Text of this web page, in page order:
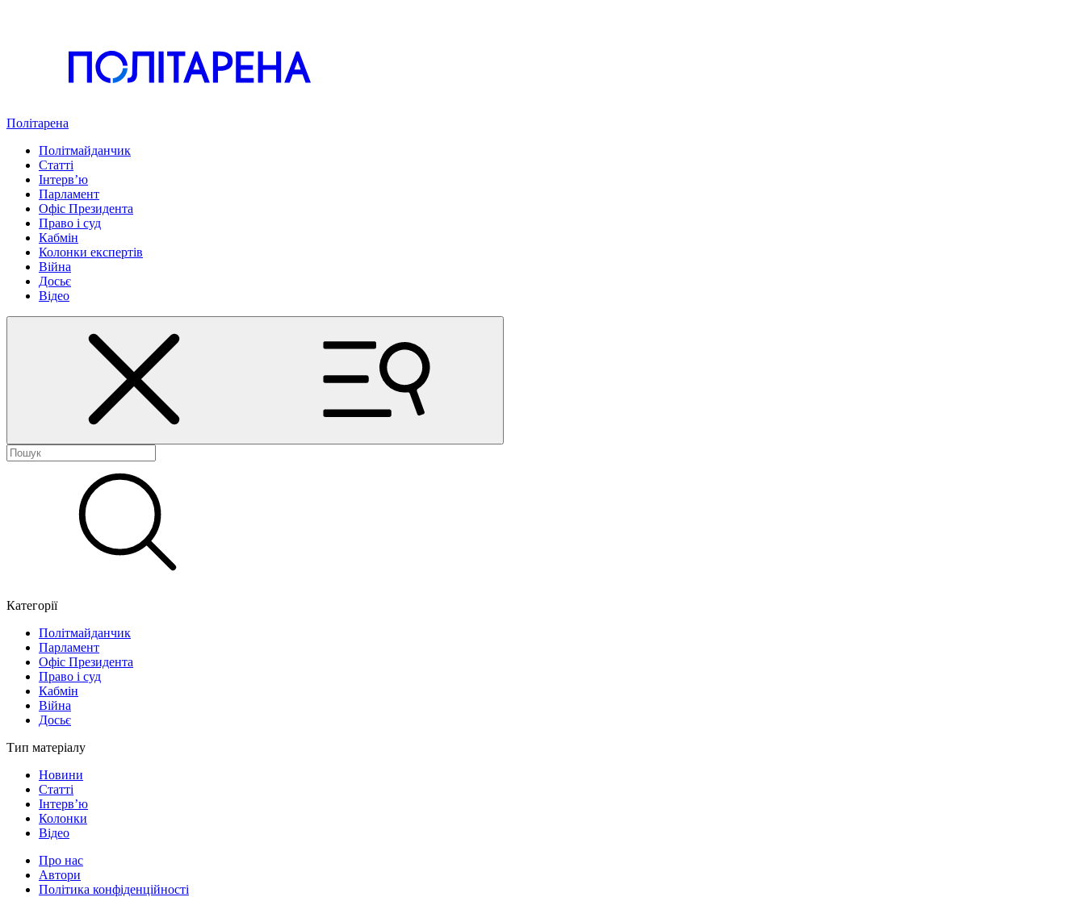
Політарена
Політмайданчик
Статті
Інтервʼю
Парламент
Офіс Президента
Право і суд
Кабмін
Колонки експертів
Війна
Досьє
Відео
Категорії
Політмайданчик
Парламент
Офіс Президента
Право і суд
Кабмін
Війна
Досьє
Тип матеріалу
Новини
Статті
Інтерв’ю
Колонки
Відео
Про нас
Автори
Політика конфіденційності